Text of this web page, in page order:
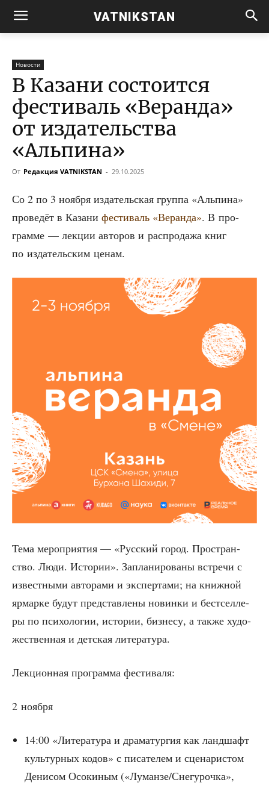
VATNIKSTAN
Новости
В Казани состоится
фестиваль «Веранда»
от издательства
«Альпина»
От Редакция VATNIKSTAN - 29.10.2025
Со 2 по 3 нояб­ря изда­тель­ская груп­па «Аль­пи­на»
про­ве­дёт в Каза­ни фести­валь «Веран­да». В про­
грам­ме — лек­ции авто­ров и рас­про­да­жа книг
по изда­тель­ским ценам.
Тема меро­при­я­тия — «Рус­ский город. Про­стран­
ство. Люди. Исто­рии». Запла­ни­ро­ва­ны встре­чи с
извест­ны­ми авто­ра­ми и экс­пер­та­ми; на книж­ной
ярмар­ке будут пред­став­ле­ны новин­ки и бест­сел­ле­
ры по пси­хо­ло­гии, исто­рии, биз­не­су, а так­же худо­
же­ствен­ная и дет­ская литература.
Лек­ци­он­ная про­грам­ма фестиваля:
2 нояб­ря
14:00 «Лите­ра­ту­ра и дра­ма­тур­гия как ланд­шафт
куль­тур­ных кодов» с писа­те­лем и сце­на­ри­стом
Дени­сом Осо­ки­ным («Луманзе/Снегурочка»,